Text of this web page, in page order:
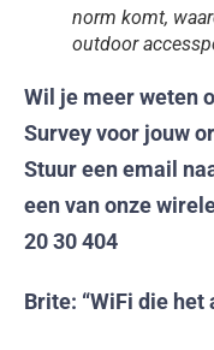
norm komt,
outdoor
Wil je meer weten
Survey voor jouw
Stuur een email
een van onze
20 30 404
Brite: “WiFi die het